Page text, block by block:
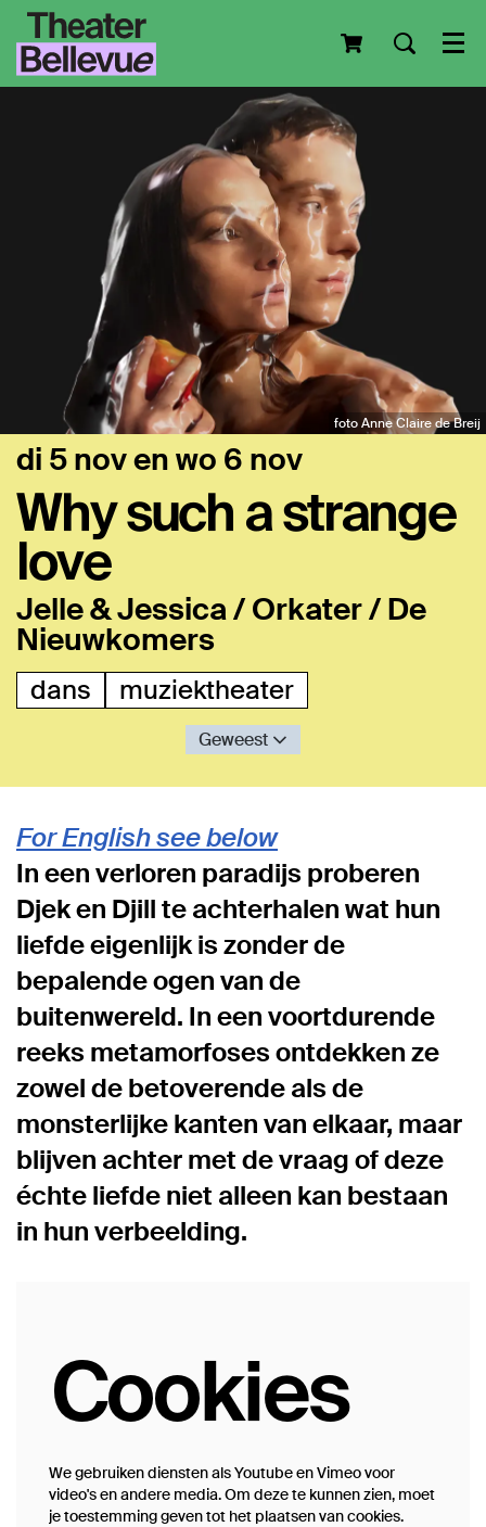
foto Anne Claire de Breij
Why such a strange
love
Jelle & Jessica / Orkater / De
Nieuwkomers
di 5 novenwo 6 nov
dans muziektheater
Geweest
For English see below
In een verloren paradijs proberen
Djek en Djill te achterhalen wat hun
liefde eigenlijk is zonder de
bepalende ogen van de
buitenwereld. In een voortdurende
reeks metamorfoses ontdekken ze
zowel de betoverende als de
monsterlijke kanten van elkaar, maar
blijven achter met de vraag of deze
échte liefde niet alleen kan bestaan
in hun verbeelding.
Cookies
We gebruiken diensten als Youtube en Vimeo voor
video's en andere media. Om deze te kunnen zien, moet
je toestemming geven tot het plaatsen van cookies.